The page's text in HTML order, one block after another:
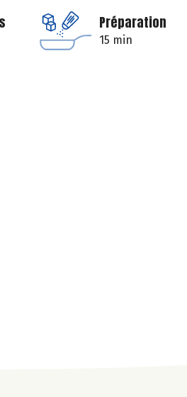
Préparation
15 min